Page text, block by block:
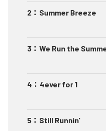
2 ： Summer Breeze
3 ： We Run the
4 ： 4ever for 1
5 ： Still Runnin'